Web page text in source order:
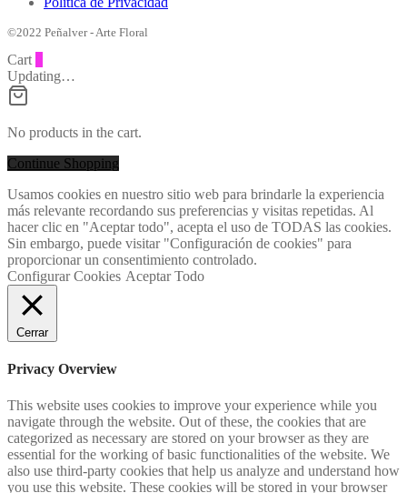
©2022 Peñalver - Arte Floral
Cart
Updating…
No products in the cart.
Continue Shopping
Usamos cookies en nuestro sitio web para brindarle la experiencia
más relevante recordando sus preferencias y visitas repetidas. Al
hacer clic en "Aceptar todo", acepta el uso de TODAS las cookies.
Sin embargo, puede visitar "Configuración de cookies" para
proporcionar un consentimiento controlado.
Configurar Cookies Aceptar Todo
Cerrar
Privacy Overview
This website uses cookies to improve your experience while you
navigate through the website. Out of these, the cookies that are
categorized as necessary are stored on your browser as they are
essential for the working of basic functionalities of the website. We
also use third-party cookies that help us analyze and understand how
you use this website. These cookies will be stored in your browser